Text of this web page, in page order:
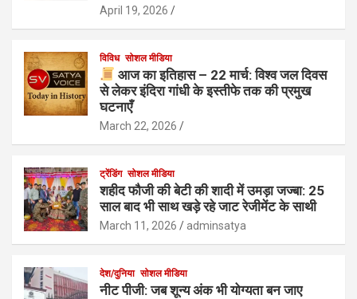
April 19, 2026
विविध सोशल मीडिया
आज का इतिहास – 22 मार्च: विश्व जल दिवस
से लेकर इंदिरा गांधी के इस्तीफे तक की प्रमुख
घटनाएँ
March 22, 2026
ट्रेंडिंग सोशल मीडिया
शहीद फौजी की बेटी की शादी में उमड़ा जज्बा: 25
साल बाद भी साथ खड़े रहे जाट रेजीमेंट के साथी
March 11, 2026 adminsatya
देश/दुनिया सोशल मीडिया
नीट पीजी: जब शून्य अंक भी योग्यता बन जाए